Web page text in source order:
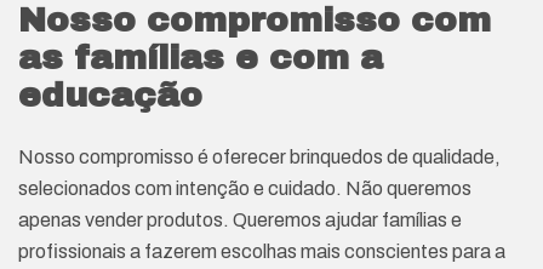
Nosso compromisso com
as famílias e com a
educação
Nosso compromisso é oferecer brinquedos de qualidade,
selecionados com intenção e cuidado. Não queremos
apenas vender produtos. Queremos ajudar famílias e
profissionais a fazerem escolhas mais conscientes para a